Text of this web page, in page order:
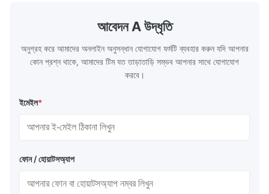
the basic component of boiler water
circulation loop.Because of both cooling
আবেদন A উদ্ধৃতি
অনুগ্রহ করে আমাদের অনলাইন অনুসন্ধান যোগাযোগ ফর্মটি ব্যবহার করুন যদি আপনার
কোন প্রশ্ন থাকে, আমাদের টিম যত তাড়াতাড়ি সম্ভব আপনার সাথে যোগাযোগ
করবে।
ইমেইল*
ফোন / হোয়াটসঅ্যাপ